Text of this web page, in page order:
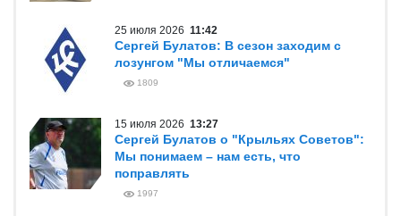
25 июля 2026 11:42
Сергей Булатов: В сезон заходим с
лозунгом "Мы отличаемся"
1809
15 июля 2026 13:27
Сергей Булатов о "Крыльях Советов":
Мы понимаем – нам есть, что
поправлять
1997